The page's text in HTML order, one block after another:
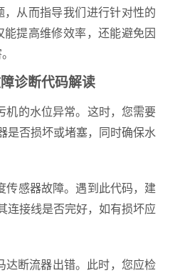
从而指导我们进行针对性的
提高维修效率，还能避免因
诊断代码解读
机的水位异常。这时，您需要
是否损坏或堵塞，同时确保水
传感器故障。遇到此代码，建
连接线是否完好，如有损坏应
达断流器出错。此时，您应检